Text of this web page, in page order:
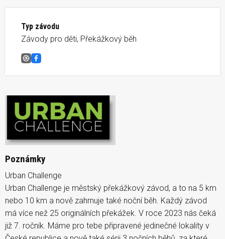
Typ závodu
Závody pro děti, Překážkový běh
Urban Challenge Nature
Facebook
Poznámky
Urban Challenge
Urban Challenge je městský překážkový závod, a to na 5 km
nebo 10 km a nově zahrnuje také noční běh. Každý závod
má více než 25 originálních překážek. V roce 2023 nás čeká
již 7. ročník. Máme pro tebe připravené jedinečné lokality v